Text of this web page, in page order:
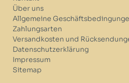
Über uns
Allgemeine
Zahlungsarten
Versandkosten und
Datenschutzerklärung
Impressum
Sitemap